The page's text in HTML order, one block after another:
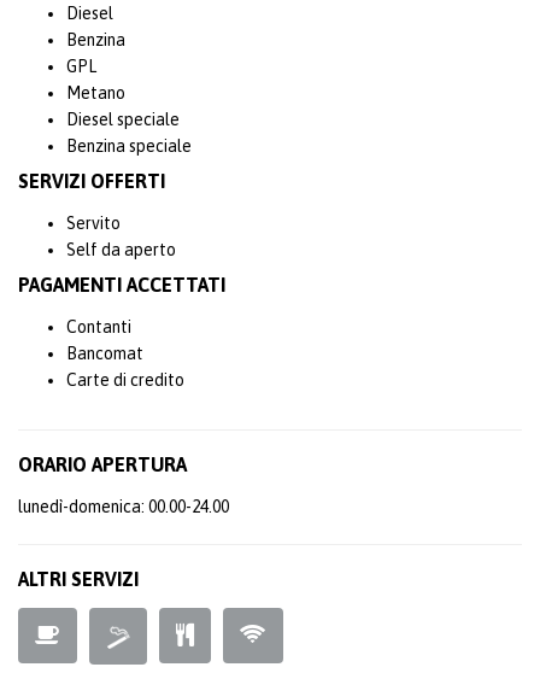
Diesel
Benzina
GPL
Metano
Diesel speciale
Benzina speciale
SERVIZI OFFERTI
Servito
Self da aperto
PAGAMENTI ACCETTATI
Contanti
Bancomat
Carte di credito
ORARIO APERTURA
lunedì-domenica: 00.00-24.00
ALTRI SERVIZI